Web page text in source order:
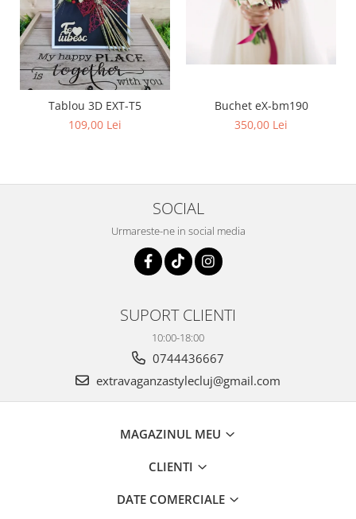
Tablou 3D EXT-T5
109,00 Lei
Buchet eX-bm190
350,00 Lei
SOCIAL
Urmareste-ne in social media
SUPORT CLIENTI
10:00-18:00
0744436667
extravaganzastylecluj@gmail.com
MAGAZINUL MEU
CLIENTI
DATE COMERCIALE